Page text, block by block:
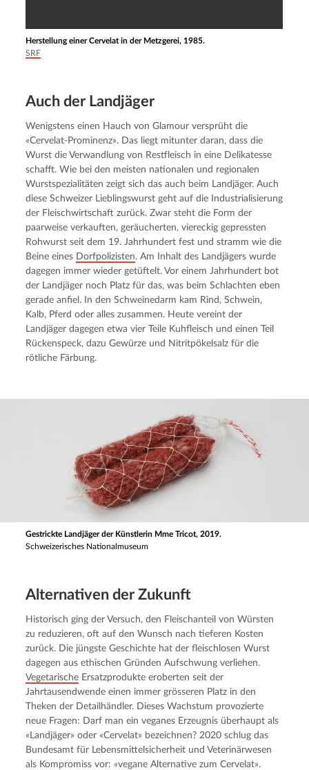
Herstellung einer Cervelat in der Metzgerei, 1985.
SRF
Auch der Landjäger
Wenigstens einen Hauch von Glamour versprüht die
«Cervelat-Prominenz». Das liegt mitunter daran, dass die
Wurst die Verwandlung von Restfleisch in eine Delikatesse
schafft. Wie bei den meisten nationalen und regionalen
Wurstspezialitäten zeigt sich das auch beim Landjäger. Auch
diese Schweizer Lieblingswurst geht auf die Industrialisierung
der Fleischwirtschaft zurück. Zwar steht die Form der
paarweise verkauften, geräucherten, viereckig gepressten
Rohwurst seit dem 19. Jahrhundert fest und stramm wie die
Beine eines Dorfpolizisten. Am Inhalt des Landjägers wurde
dagegen immer wieder getüftelt. Vor einem Jahrhundert bot
der Landjäger noch Platz für das, was beim Schlachten eben
gerade anfiel. In den Schweinedarm kam Rind, Schwein,
Kalb, Pferd oder alles zusammen. Heute vereint der
Landjäger dagegen etwa vier Teile Kuhfleisch und einen Teil
Rückenspeck, dazu Gewürze und Nitritpökelsalz für die
rötliche Färbung.
Gestrickte Landjäger der Künstlerin Mme Tricot, 2019.
Schweizerisches Nationalmuseum
Alterna­ti­ven der Zukunft
Historisch ging der Versuch, den Fleischanteil von Würsten
zu reduzieren, oft auf den Wunsch nach tieferen Kosten
zurück. Die jüngste Geschichte hat der fleischlosen Wurst
Vegetarische Ersatzprodukte eroberten seit der
Jahrtausendwende einen immer grösseren Platz in den
Theken der Detailhändler. Dieses Wachstum provozierte
neue Fragen: Darf man ein veganes Erzeugnis überhaupt als
«Landjäger» oder «Cervelat» bezeichnen? 2020 schlug das
Bundesamt für Lebensmittelsicherheit und Veterinärwesen
als Kompromiss vor: «vegane Alternative zum Cervelat».